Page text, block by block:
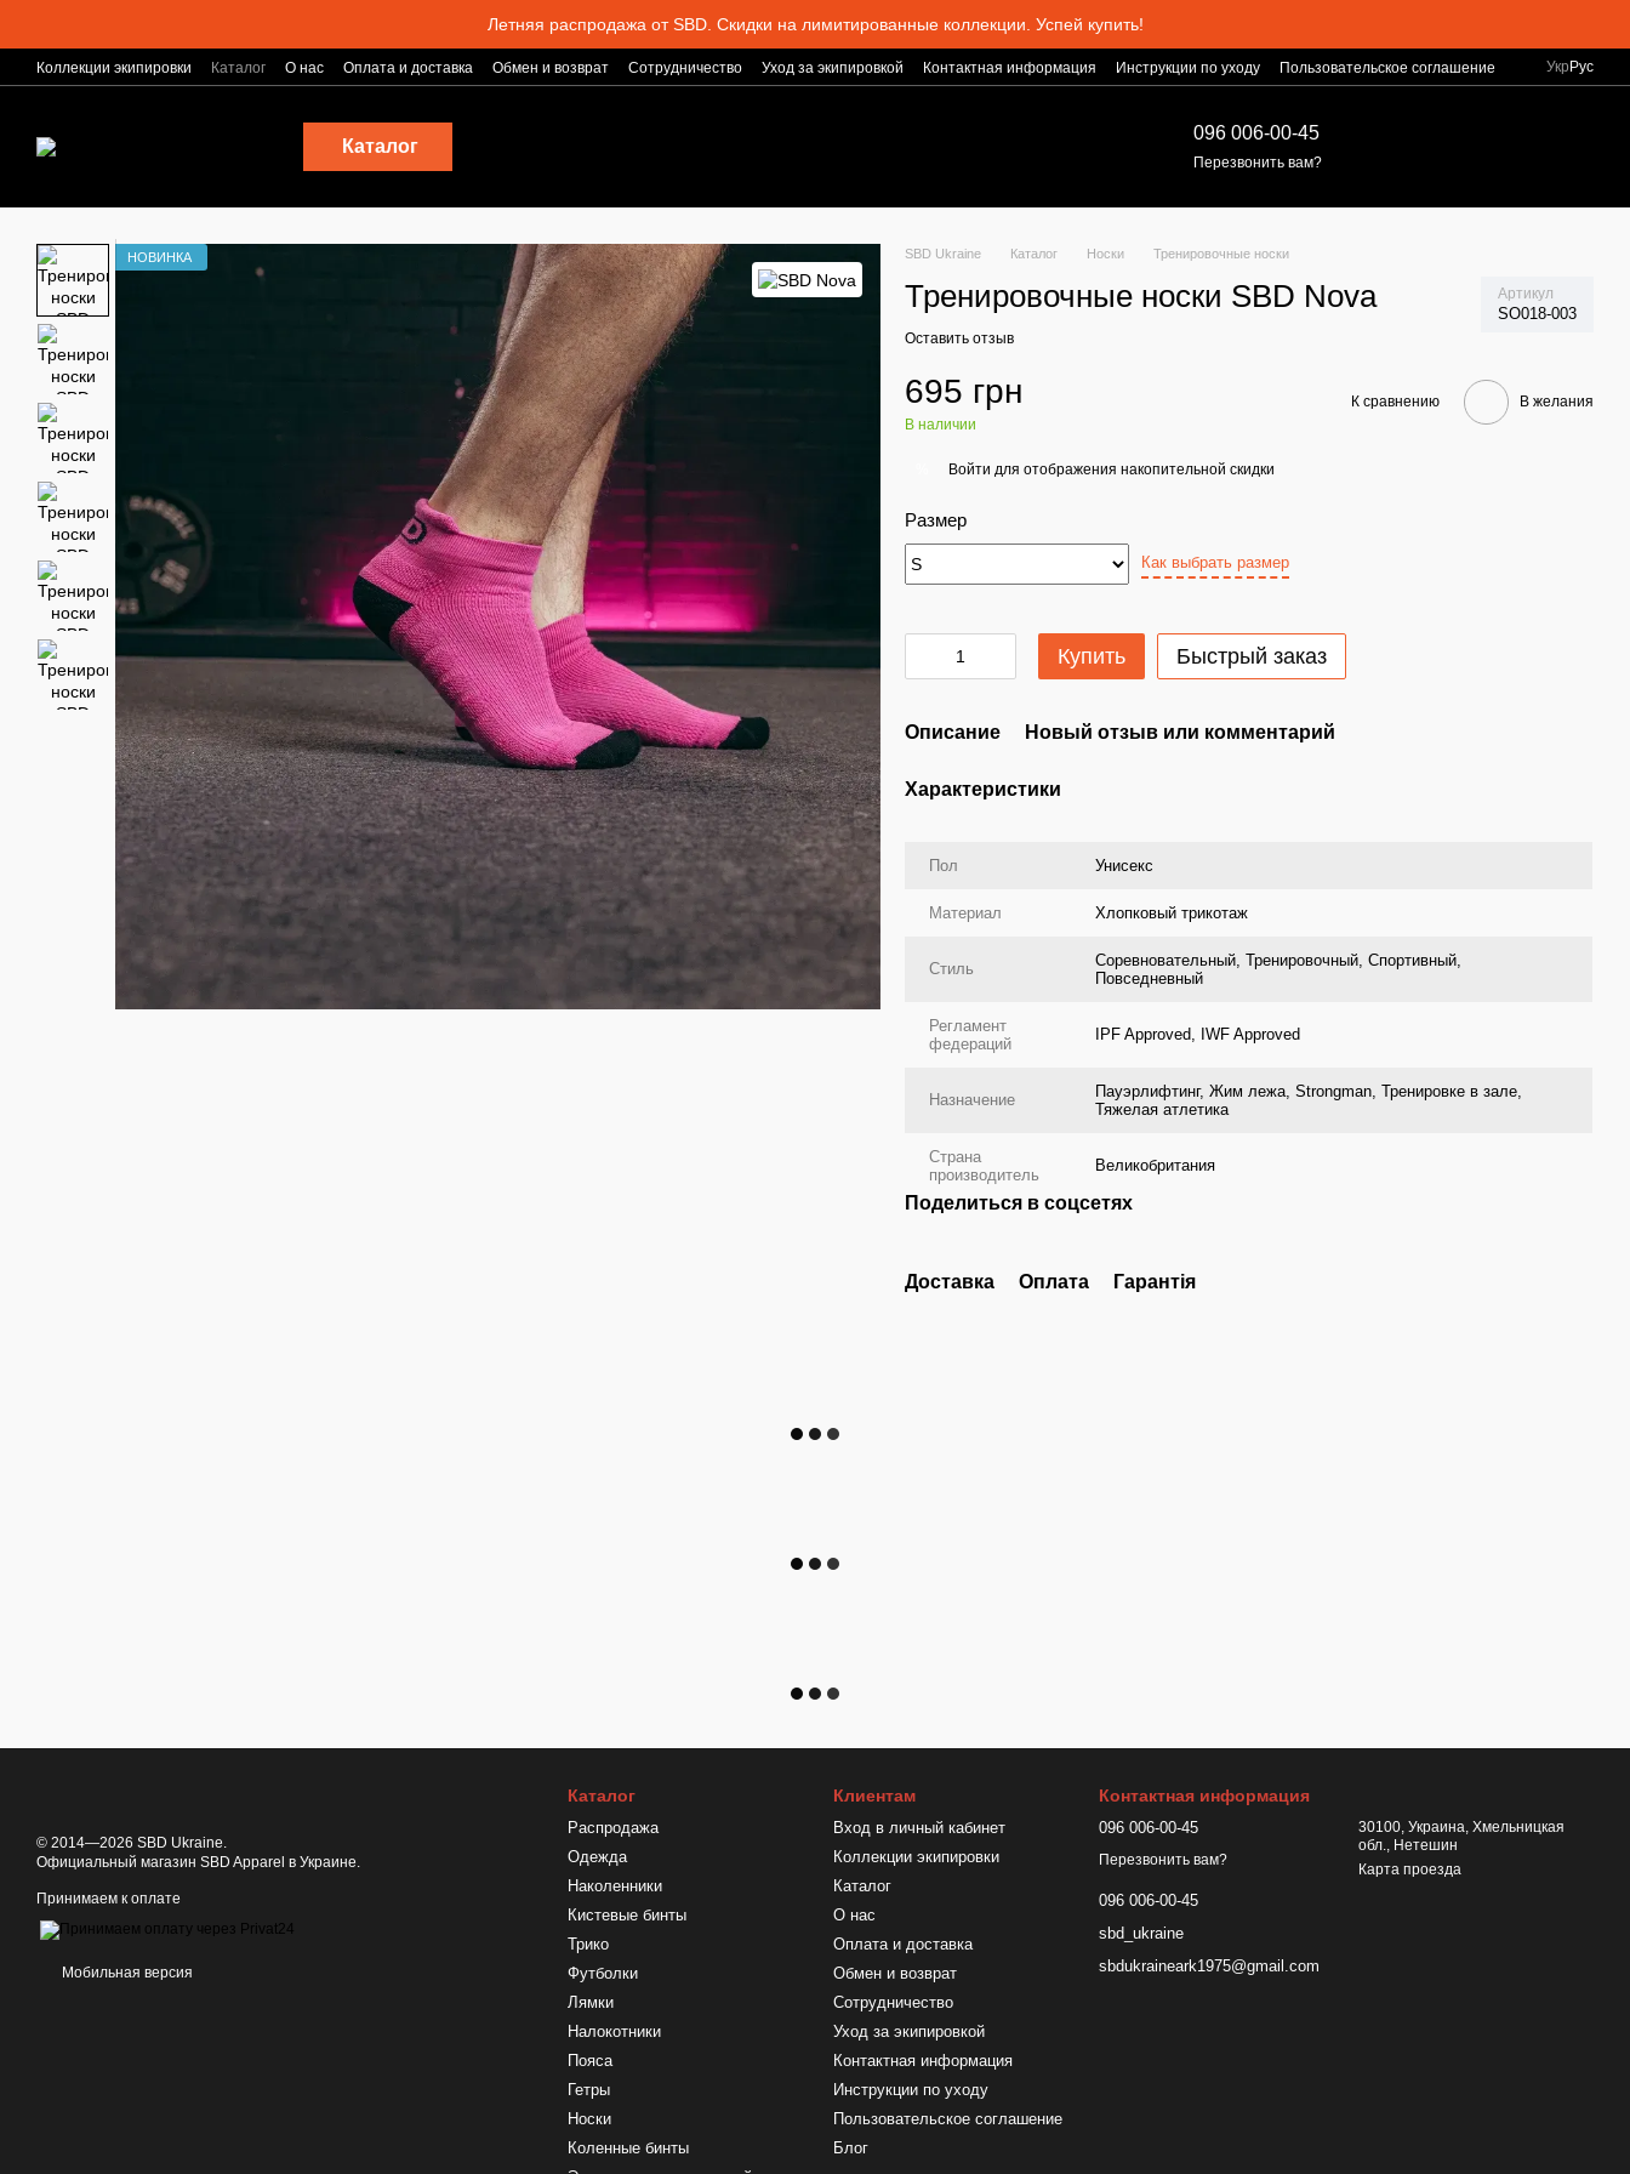
Летняя распродажа от SBD. Скидки на лимитированные коллекции. Успей купить!
Коллекции экипировки Каталог О нас Оплата и доставка Обмен и возврат Сотрудничество Уход за экипировкой Контактная информация Инструкции по уходу
Пользовательское соглашение
Блог
Укр Рус
Каталог
096 006-00-45
Перезвонить вам?
НОВИНКА SBD Ukraine Каталог Носки Тренировочные носки
Тренировочные носки SBD Nova Артикул
SO018-003
Оставить отзыв
695 грн
В наличии
К сравнению В желания
Войти для отображения накопительной скидки
Размер
Как выбрать размер
Купить Быстрый заказ
Описание Новый отзыв или комментарий
Характеристики
Пол Унисекс
Материал Хлопковый трикотаж
Стиль
Соревновательный, Тренировочный, Спортивный,
Повседневный
Регламент
федераций
IPF Approved, IWF Approved
Назначение
Пауэрлифтинг, Жим лежа, Strongman, Тренировке в зале,
Тяжелая атлетика
Страна
производитель
Великобритания
Поделиться в соцсетях
Доставка Оплата Гарантія
© 2014—2026 SBD Ukraine.
Официальный магазин SBD Apparel в Украине.
Принимаем к оплате
Мобильная версия
Каталог
Распродажа
Одежда
Наколенники
Кистевые бинты
Трико
Футболки
Лямки
Налокотники
Пояса
Гетры
Носки
Коленные бинты
Клиентам
Вход в личный кабинет
Коллекции экипировки
Каталог
О нас
Оплата и доставка
Обмен и возврат
Сотрудничество
Уход за экипировкой
Контактная информация
Инструкции по уходу
Пользовательское соглашение
Блог
Контактная информация
096 006-00-45
Перезвонить вам?
096 006-00-45
sbd_ukraine
sbdukraineark1975@gmail.com
30100, Украина, Хмельницкая
обл., Нетешин
Карта проезда